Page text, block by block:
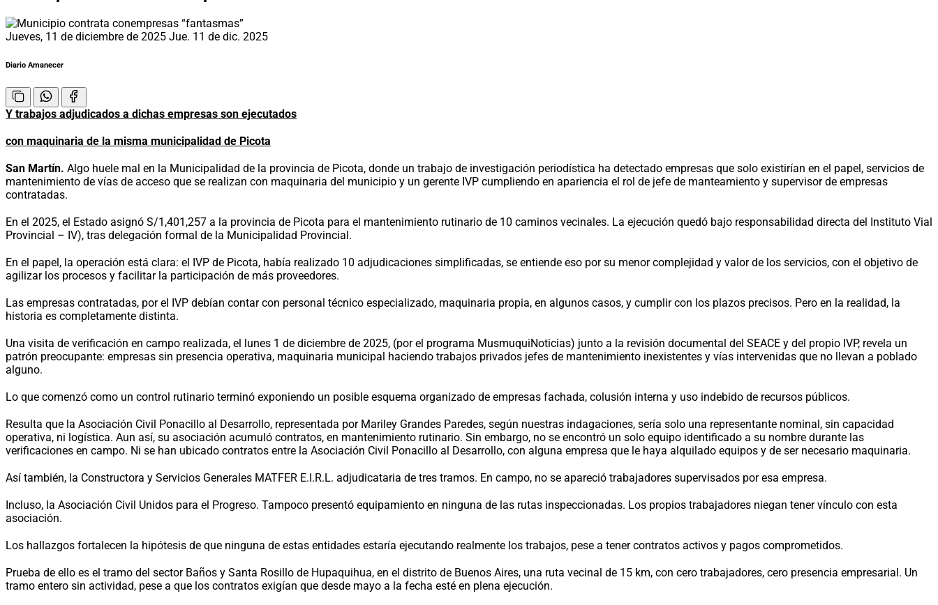
Jueves, 11 de diciembre de 2025 Jue. 11 de dic. 2025
Diario Amanecer
Y trabajos adjudicados a dichas empresas son ejecutados
con maquinaria de la misma municipalidad de Picota
San Martín. Algo huele mal en la Municipalidad de la provincia de Picota, donde un trabajo de investigación periodística ha detectado empresas que solo existirían en el papel, servicios de
mantenimiento de vías de acceso que se realizan con maquinaria del municipio y un gerente IVP cumpliendo en apariencia el rol de jefe de manteamiento y supervisor de empresas
contratadas.
En el 2025, el Estado asignó S/1,401,257 a la provincia de Picota para el mantenimiento rutinario de 10 caminos vecinales. La ejecución quedó bajo responsabilidad directa del Instituto Vial
Provincial – IV), tras delegación formal de la Municipalidad Provincial.
En el papel, la operación está clara: el IVP de Picota, había realizado 10 adjudicaciones simplificadas, se entiende eso por su menor complejidad y valor de los servicios, con el objetivo de
agilizar los procesos y facilitar la participación de más proveedores.
Las empresas contratadas, por el IVP debían contar con personal técnico especializado, maquinaria propia, en algunos casos, y cumplir con los plazos precisos. Pero en la realidad, la
historia es completamente distinta.
Una visita de verificación en campo realizada, el lunes 1 de diciembre de 2025, (por el programa MusmuquiNoticias) junto a la revisión documental del SEACE y del propio IVP, revela un
patrón preocupante: empresas sin presencia operativa, maquinaria municipal haciendo trabajos privados jefes de mantenimiento inexistentes y vías intervenidas que no llevan a poblado
alguno.
Lo que comenzó como un control rutinario terminó exponiendo un posible esquema organizado de empresas fachada, colusión interna y uso indebido de recursos públicos.
Resulta que la Asociación Civil Ponacillo al Desarrollo, representada por Mariley Grandes Paredes, según nuestras indagaciones, sería solo una representante nominal, sin capacidad
operativa, ni logística. Aun así, su asociación acumuló contratos, en mantenimiento rutinario. Sin embargo, no se encontró un solo equipo identificado a su nombre durante las
verificaciones en campo. Ni se han ubicado contratos entre la Asociación Civil Ponacillo al Desarrollo, con alguna empresa que le haya alquilado equipos y de ser necesario maquinaria.
Así también, la Constructora y Servicios Generales MATFER E.I.R.L. adjudicataria de tres tramos. En campo, no se apareció trabajadores supervisados por esa empresa.
Incluso, la Asociación Civil Unidos para el Progreso. Tampoco presentó equipamiento en ninguna de las rutas inspeccionadas. Los propios trabajadores niegan tener vínculo con esta
asociación.
Los hallazgos fortalecen la hipótesis de que ninguna de estas entidades estaría ejecutando realmente los trabajos, pese a tener contratos activos y pagos comprometidos.
Prueba de ello es el tramo del sector Baños y Santa Rosillo de Hupaquihua, en el distrito de Buenos Aires, una ruta vecinal de 15 km, con cero trabajadores, cero presencia empresarial. Un
tramo entero sin actividad, pese a que los contratos exigían que desde mayo a la fecha esté en plena ejecución.